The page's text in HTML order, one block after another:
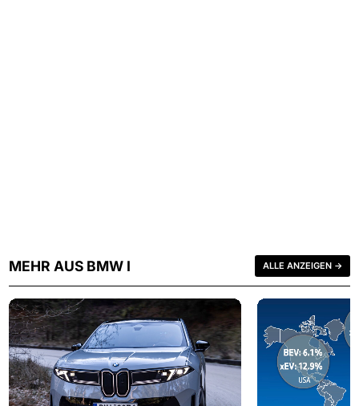
MEHR AUS BMW I ALLE ANZEIGEN →